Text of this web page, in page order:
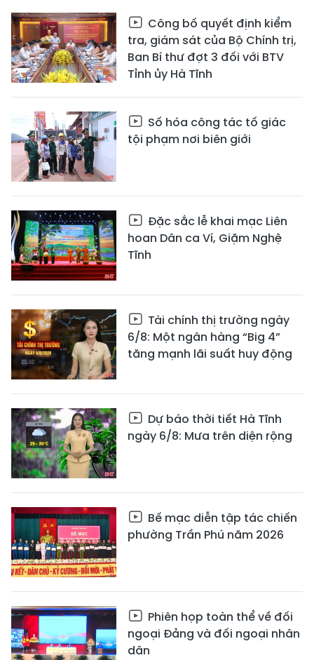
Công bố quyết định kiểm
tra, giám sát của Bộ Chính trị,
Ban Bí thư đợt 3 đối với BTV
Tỉnh ủy Hà Tĩnh
Số hóa công tác tố giác
tội phạm nơi biên giới
Đặc sắc lễ khai mạc Liên
hoan Dân ca Ví, Giặm Nghệ
Tĩnh
Tài chính thị trường ngày
6/8: Một ngân hàng “Big 4”
tăng mạnh lãi suất huy động
Dự báo thời tiết Hà Tĩnh
ngày 6/8: Mưa trên diện rộng
Bế mạc diễn tập tác chiến
phường Trần Phú năm 2026
Phiên họp toàn thể về đối
ngoại Đảng và đối ngoại nhân
dân